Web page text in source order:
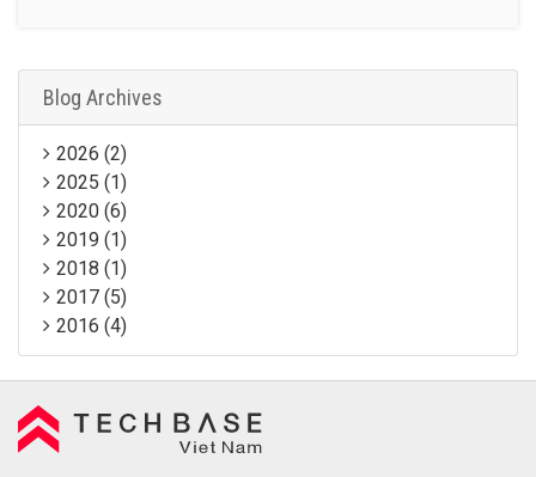
Blog Archives
2026 (2)
2025 (1)
2020 (6)
2019 (1)
2018 (1)
2017 (5)
2016 (4)